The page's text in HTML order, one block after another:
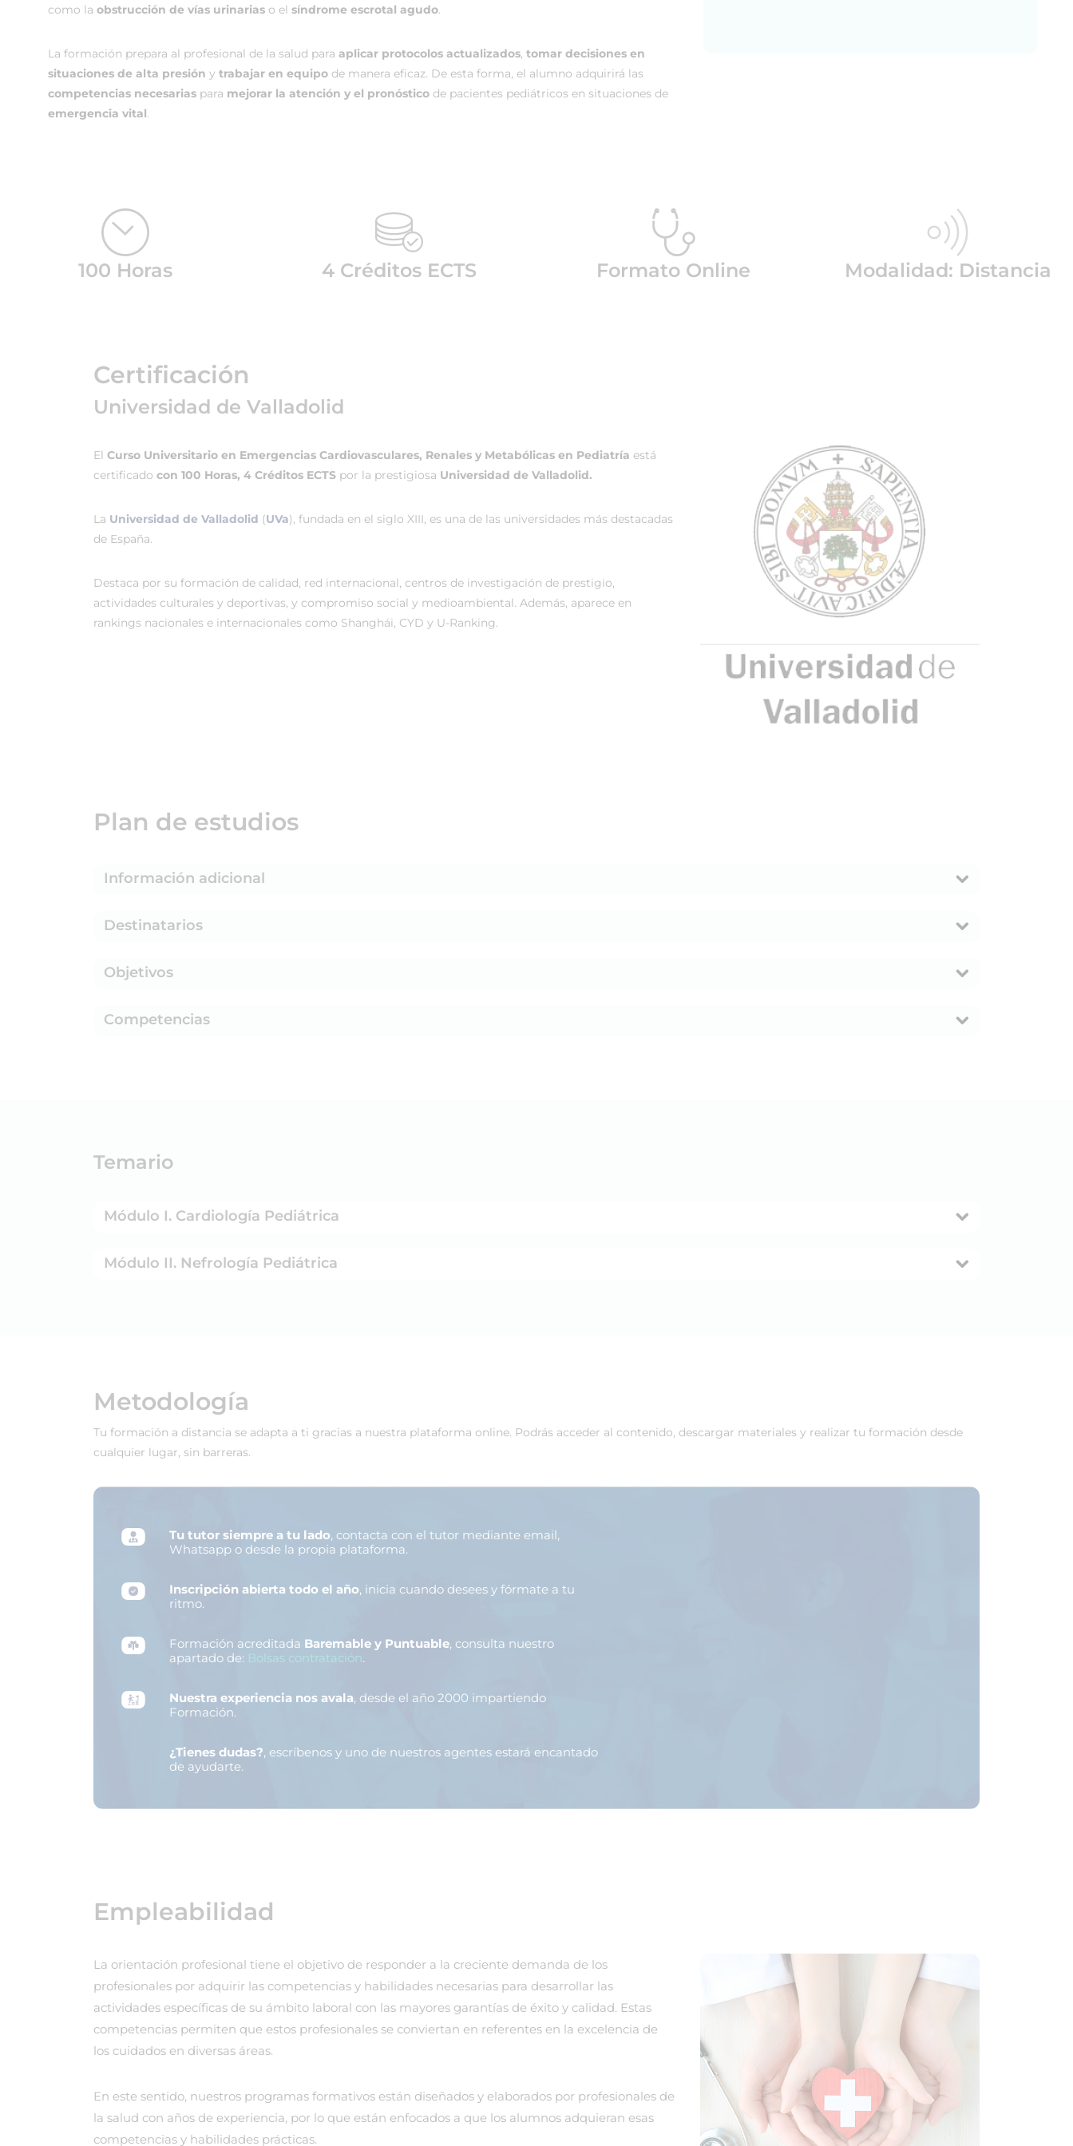
como la obstrucción de vías urinarias o el síndrome escrotal agudo.
La formación prepara al profesional de la salud para aplicar protocolos actualizados, tomar decisiones en
situaciones de alta presión y trabajar en equipo de manera eficaz. De esta forma, el alumno adquirirá las
competencias necesarias para mejorar la atención y el pronóstico de pacientes pediátricos en situaciones de
emergencia vital.
100 Horas 4 Créditos ECTS Formato Online Modalidad: Distancia
Certificación
Universidad de Valladolid
El Curso Universitario en Emergencias Cardiovasculares, Renales y Metabólicas en Pediatría está
certificado con 100 Horas, 4 Créditos ECTS por la prestigiosa Universidad de Valladolid.
La Universidad de Valladolid (UVa), fundada en el siglo XIII, es una de las universidades más destacadas
de España.
Destaca por su formación de calidad, red internacional, centros de investigación de prestigio,
actividades culturales y deportivas, y compromiso social y medioambiental. Además, aparece en
rankings nacionales e internacionales como Shanghái, CYD y U-Ranking.
Plan de estudios
Información adicional
Destinatarios
Objetivos
Competencias
Temario
Módulo I. Cardiología Pediátrica
Módulo II. Nefrología Pediátrica
Metodología
Tu formación a distancia se adapta a ti gracias a nuestra plataforma online. Podrás acceder al contenido, descargar materiales y realizar tu formación desde
cualquier lugar, sin barreras.
Tu tutor siempre a tu lado, contacta con el tutor mediante email,
Whatsapp o desde la propia plataforma.
Inscripción abierta todo el año, inicia cuando desees y fórmate a tu
ritmo.
Formación acreditada Baremable y Puntuable, consulta nuestro
apartado de: Bolsas contratación.
Nuestra experiencia nos avala, desde el año 2000 impartiendo
Formación.
¿Tienes dudas?, escríbenos y uno de nuestros agentes estará encantado
de ayudarte.
Empleabilidad
La orientación profesional tiene el objetivo de responder a la creciente demanda de los
profesionales por adquirir las competencias y habilidades necesarias para desarrollar las
actividades específicas de su ámbito laboral con las mayores garantías de éxito y calidad. Estas
competencias permiten que estos profesionales se conviertan en referentes en la excelencia de
los cuidados en diversas áreas.
En este sentido, nuestros programas formativos están diseñados y elaborados por profesionales de
la salud con años de experiencia, por lo que están enfocados a que los alumnos adquieran esas
competencias y habilidades prácticas.